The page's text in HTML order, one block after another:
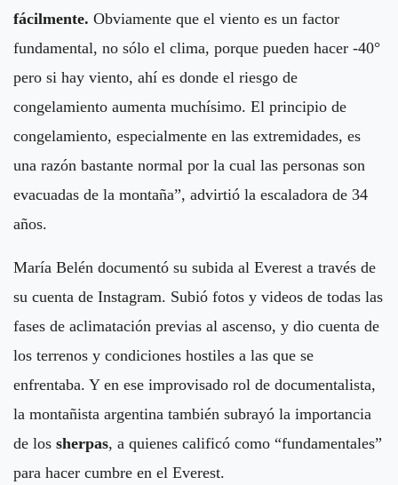
fácilmente. Obviamente que el viento es un factor
fundamental, no sólo el clima, porque pueden hacer -40°
pero si hay viento, ahí es donde el riesgo de
congelamiento aumenta muchísimo. El principio de
congelamiento, especialmente en las extremidades, es
una razón bastante normal por la cual las personas son
evacuadas de la montaña”, advirtió la escaladora de 34
años.
María Belén documentó su subida al Everest a través de
su cuenta de Instagram. Subió fotos y videos de todas las
fases de aclimatación previas al ascenso, y dio cuenta de
los terrenos y condiciones hostiles a las que se
enfrentaba. Y en ese improvisado rol de documentalista,
la montañista argentina también subrayó la importancia
de los sherpas, a quienes calificó como “fundamentales”
para hacer cumbre en el Everest.